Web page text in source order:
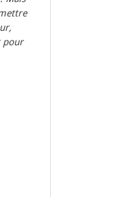
pour